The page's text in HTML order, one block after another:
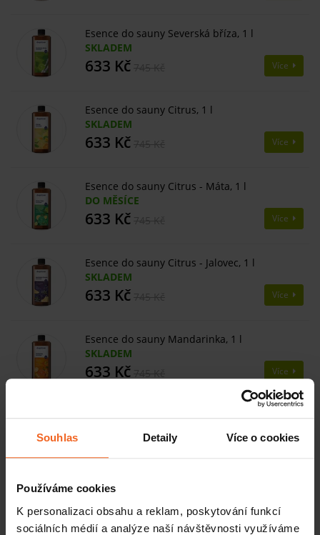
Souhlas Detaily Více o cookies
Používáme cookies
K personalizaci obsahu a reklam, poskytování funkcí
sociálních médií a analýze naší návštěvnosti využíváme
Esence do sauny Severská bříza, 1 l
SKLADEM
633 Kč Více
Esence do sauny Citrus, 1 l
SKLADEM
633 Kč Více
Esence do sauny Citrus - Máta, 1 l
DO MĚSÍCE
633 Kč Více
Esence do sauny Citrus - Jalovec, 1 l
SKLADEM
633 Kč Více
Esence do sauny Mandarinka, 1 l
SKLADEM
633 Kč Více
Esence do sauny Pomerančový háj, 1 l
Esence do sauny Grapefruit, 1 l
SKLADEM
633 Kč 745 Kč Více